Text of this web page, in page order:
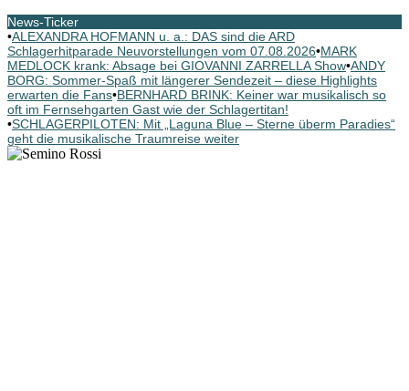
News-Ticker
•ALEXANDRA HOFMANN u. a.: DAS sind die ARD
Schlagerhitparade Neuvorstellungen vom 07.08.2026•MARK
MEDLOCK krank: Absage bei GIOVANNI ZARRELLA Show•ANDY
BORG: Sommer-Spaß mit längerer Sendezeit – diese Highlights
erwarten die Fans•BERNHARD BRINK: Keiner war musikalisch so
oft im Fernsehgarten Gast wie der Schlagertitan!
•SCHLAGERPILOTEN: Mit „Laguna Blue – Sterne überm Paradies“
geht die musikalische Traumreise weiter